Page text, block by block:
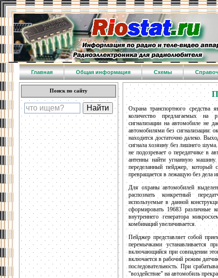
Главная Общая информация Схемы
Поиск по сайту
Охрана транспортного средства
количество предлагаемых на
сигнализации на автомобиле не
автомобилями без сигнализации:
находится достаточно далеко.
сигнала хозяину без лишнего
не подозревает о передатчике в
антенны найти угнанную
переделанный пейджер, который
превращается в лежащую без дела
Для охраны автомобилей
распознать конкретный
используемые в данной
сформировать 19683 различные
внутреннего генератора
комбинаций увеличивается.
Пейджер представляет собой
перемычками устанавливается
включающийся при совпадении
включается в рабочий режим
последовательность. При
"воздействие" на автомобиль